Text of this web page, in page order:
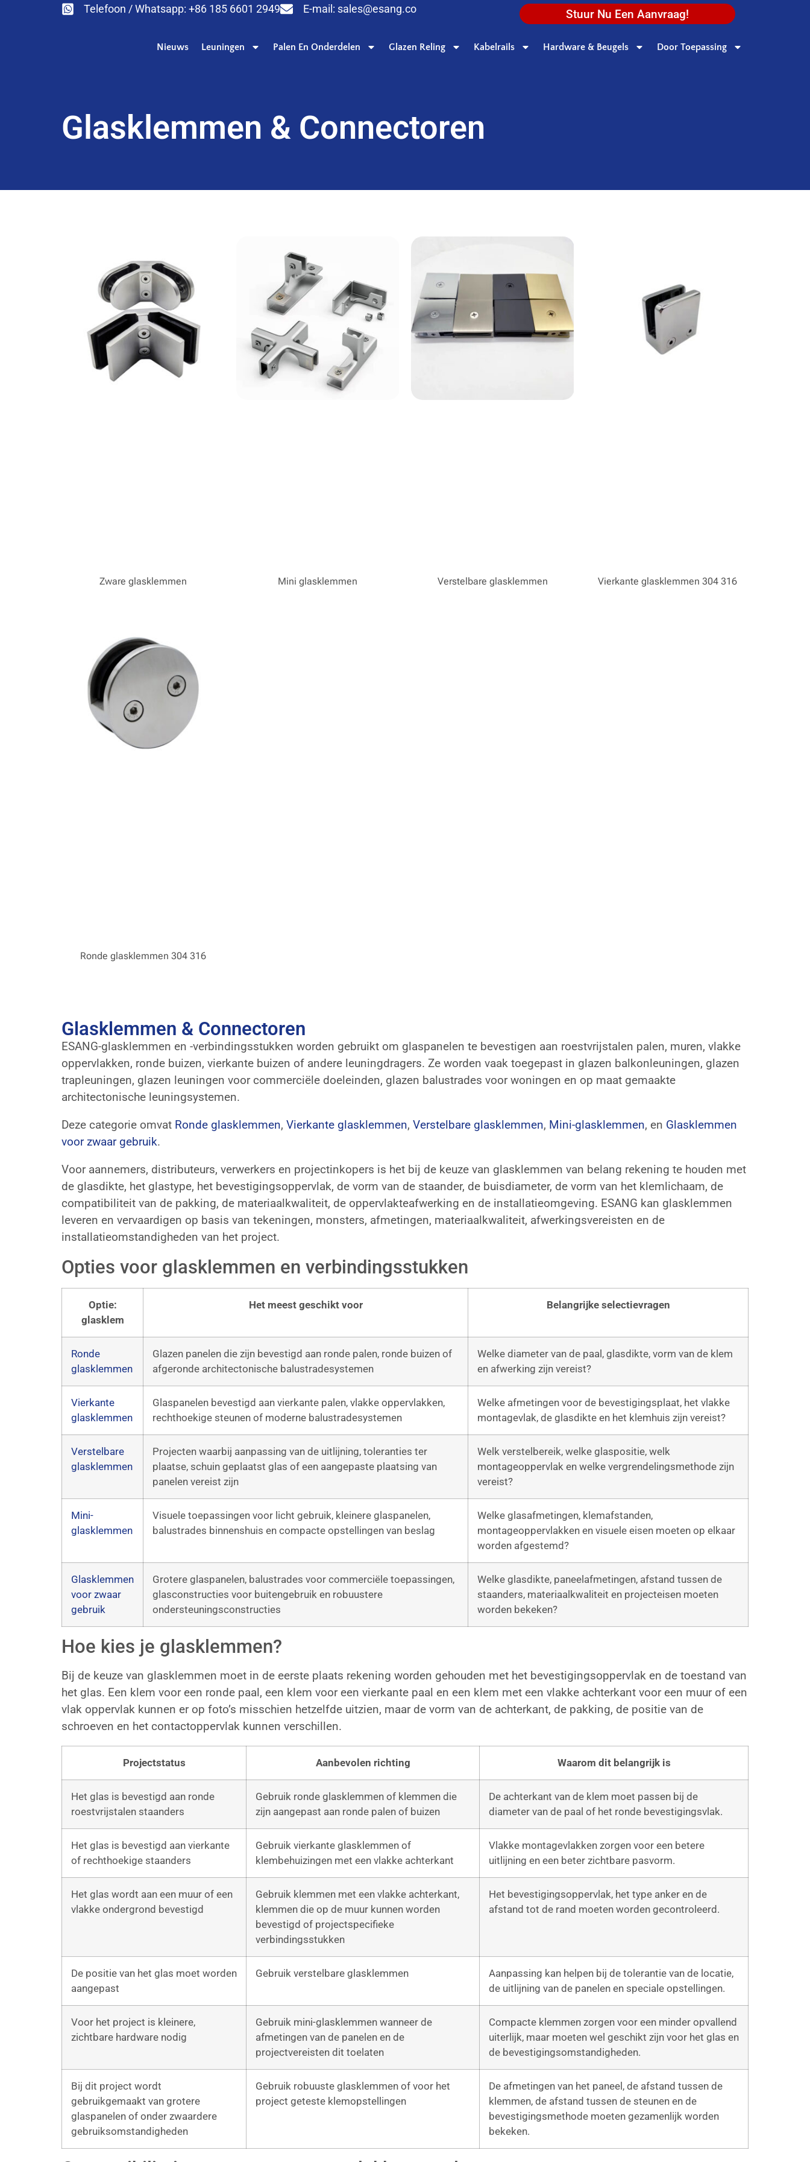
Telefoon / Whatsapp: +86 185 6601 2949 E-mail: sales@esang.co Stuur Nu Een Aanvraag!
Nieuws Leuningen Palen En Onderdelen Glazen Reling Kabelrails Hardware & Beugels Door Toepassing
Glasklemmen & Connectoren
Zware glasklemmen Mini glasklemmen Verstelbare glasklemmen Vierkante glasklemmen 304 316
Ronde glasklemmen 304 316
Glasklemmen & Connectoren
ESANG-glasklemmen en -verbindingsstukken worden gebruikt om glaspanelen te bevestigen aan roestvrijstalen palen, muren, vlakke
oppervlakken, ronde buizen, vierkante buizen of andere leuningdragers. Ze worden vaak toegepast in glazen balkonleuningen, glazen
trapleuningen, glazen leuningen voor commerciële doeleinden, glazen balustrades voor woningen en op maat gemaakte
architectonische leuningsystemen.
Deze categorie omvat Ronde glasklemmen, Vierkante glasklemmen, Verstelbare glasklemmen, Mini-glasklemmen, en Glasklemmen
voor zwaar gebruik.
Voor aannemers, distributeurs, verwerkers en projectinkopers is het bij de keuze van glasklemmen van belang rekening te houden met
de glasdikte, het glastype, het bevestigingsoppervlak, de vorm van de staander, de buisdiameter, de vorm van het klemlichaam, de
compatibiliteit van de pakking, de materiaalkwaliteit, de oppervlakteafwerking en de installatieomgeving. ESANG kan glasklemmen
leveren en vervaardigen op basis van tekeningen, monsters, afmetingen, materiaalkwaliteit, afwerkingsvereisten en de
installatieomstandigheden van het project.
Opties voor glasklemmen en verbindingsstukken
Optie:
glasklem
Het meest geschikt voor Belangrijke selectievragen
Ronde
glasklemmen
Glazen panelen die zijn bevestigd aan ronde palen, ronde buizen of
afgeronde architectonische balustradesystemen
Welke diameter van de paal, glasdikte, vorm van de klem
en afwerking zijn vereist?
Vierkante
glasklemmen
Glaspanelen bevestigd aan vierkante palen, vlakke oppervlakken,
rechthoekige steunen of moderne balustradesystemen
Welke afmetingen voor de bevestigingsplaat, het vlakke
montagevlak, de glasdikte en het klemhuis zijn vereist?
Verstelbare
glasklemmen
Projecten waarbij aanpassing van de uitlijning, toleranties ter
plaatse, schuin geplaatst glas of een aangepaste plaatsing van
panelen vereist zijn
Welk verstelbereik, welke glaspositie, welk
montageoppervlak en welke vergrendelingsmethode zijn
vereist?
Mini-
glasklemmen
Visuele toepassingen voor licht gebruik, kleinere glaspanelen,
balustrades binnenshuis en compacte opstellingen van beslag
Welke glasafmetingen, klemafstanden,
montageoppervlakken en visuele eisen moeten op elkaar
worden afgestemd?
Glasklemmen
voor zwaar
gebruik
Grotere glaspanelen, balustrades voor commerciële toepassingen,
glasconstructies voor buitengebruik en robuustere
ondersteuningsconstructies
Welke glasdikte, paneelafmetingen, afstand tussen de
staanders, materiaalkwaliteit en projecteisen moeten
worden bekeken?
Hoe kies je glasklemmen?
Bij de keuze van glasklemmen moet in de eerste plaats rekening worden gehouden met het bevestigingsoppervlak en de toestand van
het glas. Een klem voor een ronde paal, een klem voor een vierkante paal en een klem met een vlakke achterkant voor een muur of een
vlak oppervlak kunnen er op foto’s misschien hetzelfde uitzien, maar de vorm van de achterkant, de pakking, de positie van de
schroeven en het contactoppervlak kunnen verschillen.
Projectstatus Aanbevolen richting Waarom dit belangrijk is
Het glas is bevestigd aan ronde
roestvrijstalen staanders
Gebruik ronde glasklemmen of klemmen die
zijn aangepast aan ronde palen of buizen
De achterkant van de klem moet passen bij de
diameter van de paal of het ronde bevestigingsvlak.
Het glas is bevestigd aan vierkante
of rechthoekige staanders
Gebruik vierkante glasklemmen of
klembehuizingen met een vlakke achterkant
Vlakke montagevlakken zorgen voor een betere
uitlijning en een beter zichtbare pasvorm.
Het glas wordt aan een muur of een
vlakke ondergrond bevestigd
Gebruik klemmen met een vlakke achterkant,
klemmen die op de muur kunnen worden
bevestigd of projectspecifieke
verbindingsstukken
Het bevestigingsoppervlak, het type anker en de
afstand tot de rand moeten worden gecontroleerd.
De positie van het glas moet worden
aangepast
Gebruik verstelbare glasklemmen
Aanpassing kan helpen bij de tolerantie van de locatie,
de uitlijning van de panelen en speciale opstellingen.
Voor het project is kleinere,
zichtbare hardware nodig
Gebruik mini-glasklemmen wanneer de
afmetingen van de panelen en de
projectvereisten dit toelaten
Compacte klemmen zorgen voor een minder opvallend
uiterlijk, maar moeten wel geschikt zijn voor het glas en
de bevestigingsomstandigheden.
Bij dit project wordt
gebruikgemaakt van grotere
glaspanelen of onder zwaardere
gebruiksomstandigheden
Gebruik robuuste glasklemmen of voor het
project geteste klemopstellingen
De afmetingen van het paneel, de afstand tussen de
klemmen, de afstand tussen de steunen en de
bevestigingsmethode moeten gezamenlijk worden
bekeken.